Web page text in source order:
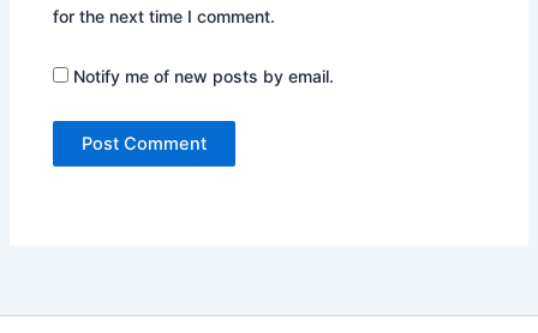
for the next time I comment.
Notify me of new posts by email.